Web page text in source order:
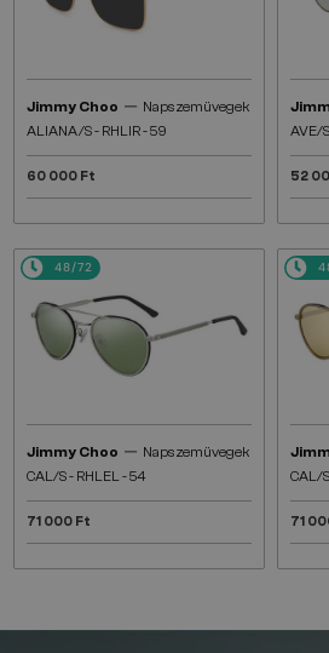
Jimmy Choo — Napszemüvegek
ALIANA/S - RHLIR - 59
60 000 Ft
AVE/
52
48/72
Jimmy Choo — Napszemüvegek
CAL/S - RHLEL - 54
71 000 Ft
CAL/
71